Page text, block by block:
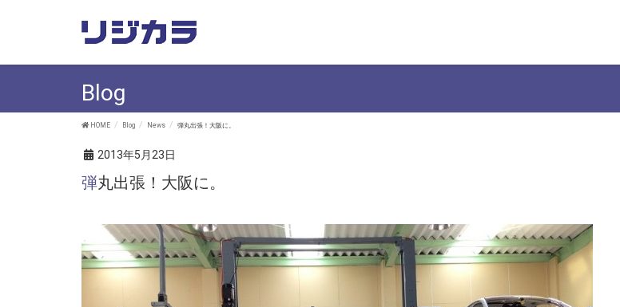
Blog
HOME Blog News 弾丸出張！大阪に。
2013年5月23日
弾丸出張！大阪に。